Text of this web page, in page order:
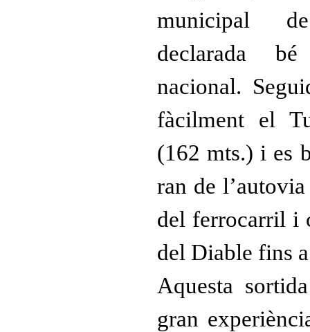
municipal
declarada
nacional.
fàcilment el
(162 mts.) i es
ran de
del ferrocarril i
del Diable fins
Aquesta
gran